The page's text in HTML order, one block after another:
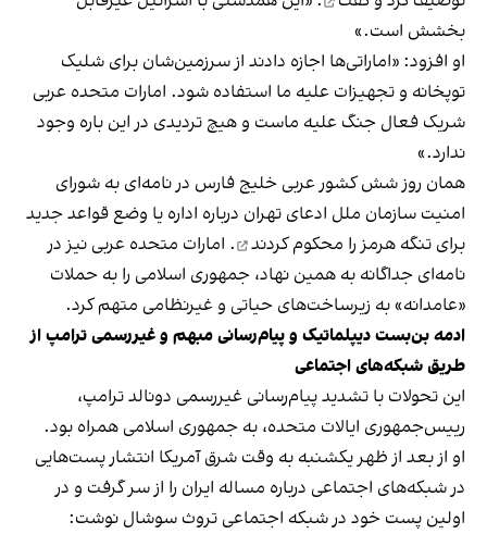
بخشش است.»
او افزود: «اماراتی‌ها اجازه دادند از سرزمین‌شان برای شلیک
توپخانه و تجهیزات علیه ما استفاده شود. امارات متحده عربی
شریک فعال جنگ علیه ماست و هیچ تردیدی در این باره وجود
ندارد.»
همان روز شش کشور عربی خلیج فارس در نامه‌ای به شورای
امنیت سازمان ملل ادعای تهران درباره اداره یا وضع قواعد جدید
برای تنگه هرمز را محکوم کردند
. امارات متحده عربی نیز در
نامه‌ای جداگانه به همین نهاد، جمهوری اسلامی را به حملات
«عامدانه» به زیرساخت‌های حیاتی و غیرنظامی متهم کرد.
ادمه بن‌بست دیپلماتیک و پیام‌رسانی مبهم و غیررسمی ترامپ از
طریق شبکه‌های اجتماعی
این تحولات با تشدید پیام‌رسانی غیررسمی دونالد ترامپ،
رییس‌جمهوری ایالات متحده، به جمهوری اسلامی همراه بود.
او از بعد از ظهر یکشنبه به وقت شرق آمریکا انتشار پست‌هایی
در شبکه‌های اجتماعی درباره مساله ایران را از سر گرفت و در
اولین پست خود در شبکه اجتماعی تروث سوشال نوشت: